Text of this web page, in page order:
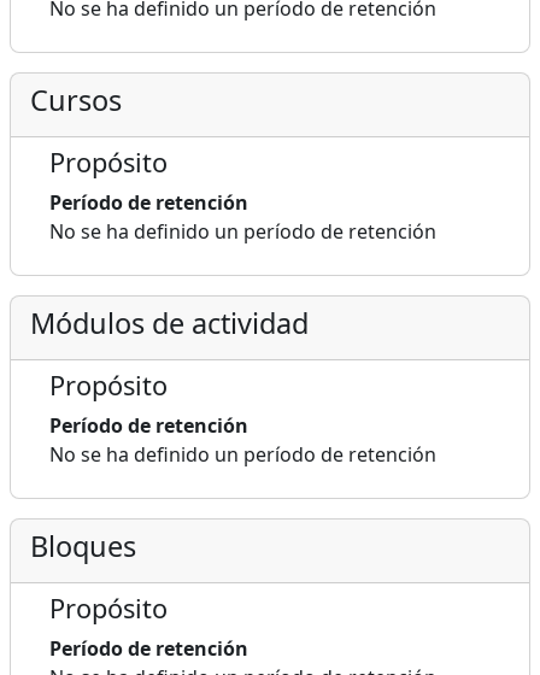
No se ha definido un período de retención
Cursos
Propósito
Período de retención
No se ha definido un período de retención
Módulos de actividad
Propósito
Período de retención
No se ha definido un período de retención
Bloques
Propósito
Período de retención